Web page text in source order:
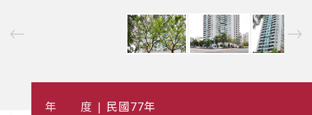
年 度 | 民國77年